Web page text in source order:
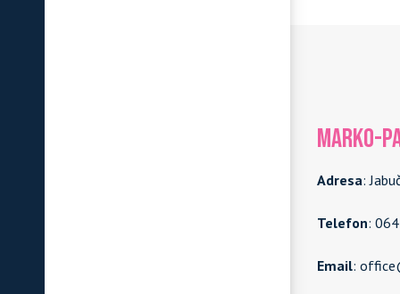
MARKO-
Adresa:
Telefon:
Email: